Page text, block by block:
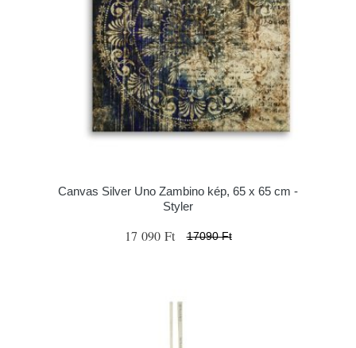
Canvas Silver Uno Zambino kép, 65 x 65 cm -
Styler
17 090 Ft 17090 Ft